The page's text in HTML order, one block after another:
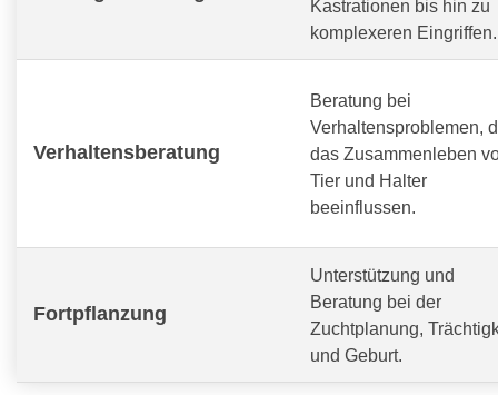
Kastrationen bis hin zu
komplexeren Eingriffen.
Verhaltensberatung
Beratung bei
Verhaltensproblemen,
das Zusammenleben
Tier und Halter
beeinflussen.
Fortpflanzung
Unterstützung und
Beratung bei der
Zuchtplanung,
und Geburt.